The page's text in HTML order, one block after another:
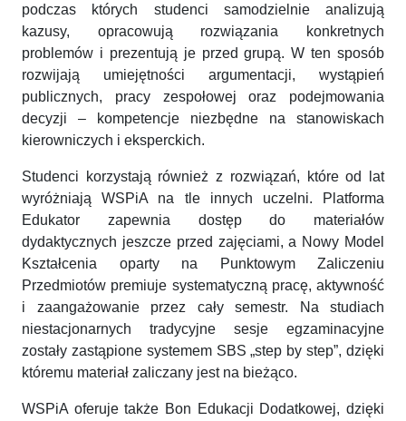
podczas których studenci samodzielnie analizują
kazusy, opracowują rozwiązania konkretnych
problemów i prezentują je przed grupą. W ten sposób
rozwijają umiejętności argumentacji, wystąpień
publicznych, pracy zespołowej oraz podejmowania
decyzji – kompetencje niezbędne na stanowiskach
kierowniczych i eksperckich.
Studenci korzystają również z rozwiązań, które od lat
wyróżniają WSPiA na tle innych uczelni. Platforma
Edukator zapewnia dostęp do materiałów
dydaktycznych jeszcze przed zajęciami, a Nowy Model
Kształcenia oparty na Punktowym Zaliczeniu
Przedmiotów premiuje systematyczną pracę, aktywność
i zaangażowanie przez cały semestr. Na studiach
niestacjonarnych tradycyjne sesje egzaminacyjne
zostały zastąpione systemem SBS „step by step”, dzięki
któremu materiał zaliczany jest na bieżąco.
WSPiA oferuje także Bon Edukacji Dodatkowej, dzięki